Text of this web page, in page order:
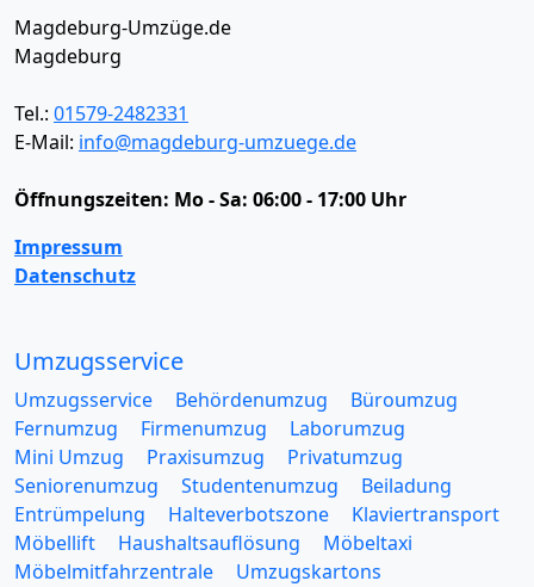
Magdeburg-Umzüge.de
Magdeburg
Tel.: 01579-2482331
E-Mail: info@magdeburg-umzuege.de
Öffnungszeiten: Mo - Sa: 06:00 - 17:00 Uhr
Impressum
Datenschutz
Umzugsservice
Umzugsservice Behördenumzug
Büroumzug
Fernumzug
Firmenumzug
Laborumzug
Mini Umzug
Praxisumzug
Privatumzug
Seniorenumzug
Studentenumzug
Beiladung
Entrümpelung
Halteverbotszone
Klaviertransport
Möbellift
Haushaltsauflösung
Möbeltaxi
Möbelmitfahrzentrale
Umzugskartons